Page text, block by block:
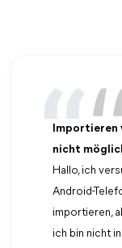
Importieren
nicht
Hallo, ich
Android-
importieren,
ich bin nicht